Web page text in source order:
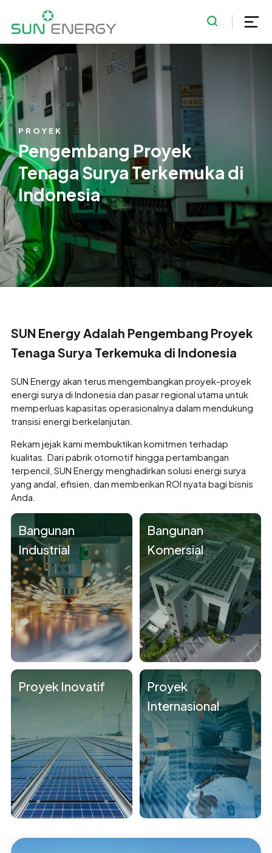
PROYEK
Pengembang Proyek
Tenaga Surya Terkemuka di
Indonesia
SUN Energy Adalah Pengembang Proyek
Tenaga Surya Terkemuka di Indonesia
SUN Energy akan terus mengembangkan proyek-proyek
energi surya di Indonesia dan pasar regional utama untuk
memperluas kapasitas operasionalnya dalam mendukung
transisi energi berkelanjutan.
Rekam jejak kami membuktikan komitmen terhadap
kualitas. Dari pabrik otomotif hingga pertambangan
terpencil, SUN Energy menghadirkan solusi energi surya
yang andal, efisien, dan memberikan ROI nyata bagi bisnis
Anda.
Bangunan
Industrial
Bangunan
Komersial
Proyek Inovatif
Proyek
Internasional